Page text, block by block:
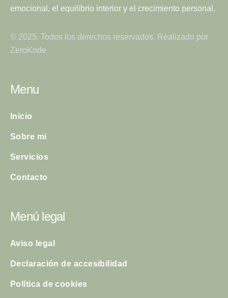
emocional, el equilibrio interior y el crecimiento personal.
© 2025. Todos los derechos reservados. Realizado por
ZeroKode
Menu
Inicio
Sobre mi
Servicios
Contacto
Menú legal
Aviso legal
Declaración de accesibilidad
Política de cookies